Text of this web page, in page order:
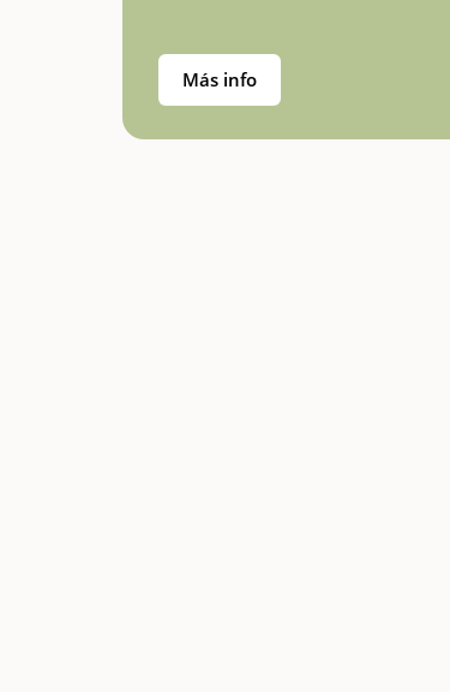
con animales como principal…
Más info